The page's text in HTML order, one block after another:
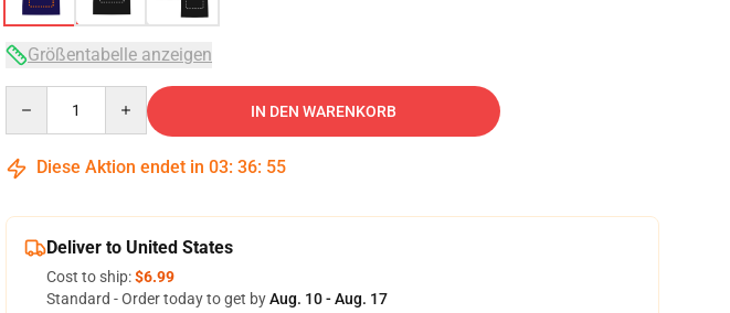
Größentabelle anzeigen
IN DEN WARENKORB
Diese Aktion endet in 03: 36: 54
Deliver to United States
Cost to ship:$6.99
Standard - Order today to get byAug. 10 - Aug. 17